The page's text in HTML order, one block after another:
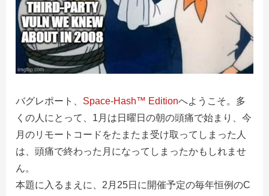
バグレポート、 Space-Hash™ Editionへようこそ。多
くの人にとって、1月は日曜日の朝の頭痛で始まり、今
月のリモートコードをたまたま受け取ってしまった人
は、頭痛で終わった月になってしまったかもしれませ
ん。
本題に入るまえに、2月25日に開催予定の毎年恒例のC